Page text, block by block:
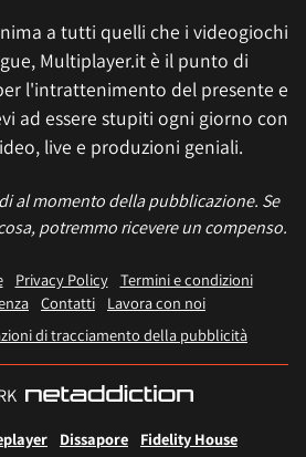
a tutti quelli che i videogiochi
Multiplayer.it è il punto di
l'intrattenimento del presente e
ad essere stupiti ogni giorno con
live e produzioni geniali.
al momento della pubblicazione. Se
potremmo ricevere un compenso.
Privacy Policy
Termini e condizioni
Contatti
Lavora con noi
di tracciamento della pubblicità
Dissapore Fidelity House